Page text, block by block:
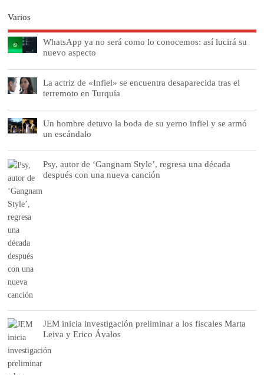
Varios
WhatsApp ya no será como lo conocemos: así lucirá su
nuevo aspecto
La actriz de «Infiel» se encuentra desaparecida tras el
terremoto en Turquía
Un hombre detuvo la boda de su yerno infiel y se armó
un escándalo
Psy, autor de ‘Gangnam Style’, regresa una década
después con una nueva canción
JEM inicia investigación preliminar a los fiscales Marta
Leiva y Erico Ávalos